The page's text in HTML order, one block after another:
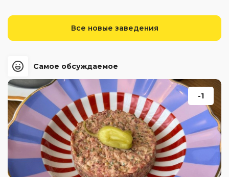
Все новые заведения
Самое обсуждаемое
-1